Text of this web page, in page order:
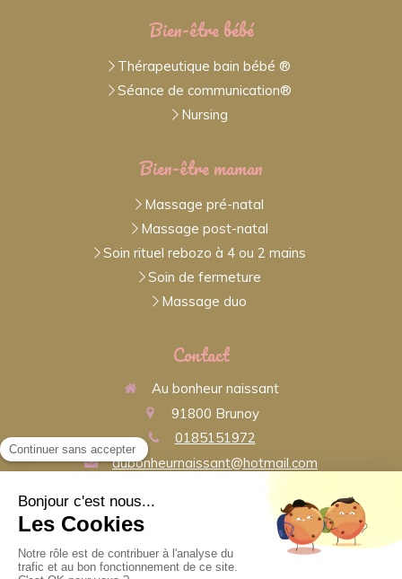
Bien-être bébé
Thérapeutique bain bébé ®
Séance de communication®
Nursing
Bien-être maman
Massage pré-natal
Massage post-natal
Soin rituel rebozo à 4 ou 2 mains
Soin de fermeture
Massage duo
Contact
Au bonheur naissant
91800 Brunoy
0185151972
aubonheurnaissant@hotmail.com
Contacter Au bonheur naissant